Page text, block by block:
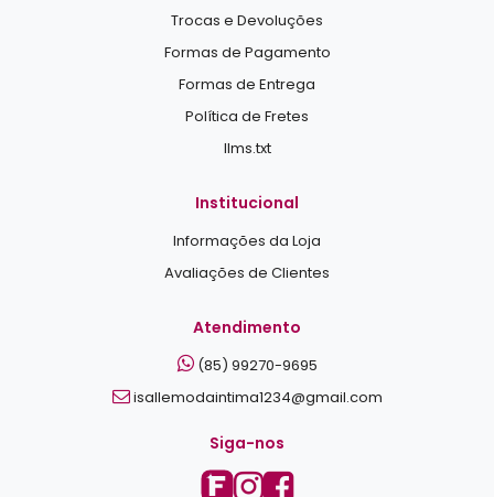
Trocas e Devoluções
Formas de Pagamento
Formas de Entrega
Política de Fretes
llms.txt
Institucional
Informações da Loja
Avaliações de Clientes
Atendimento
(85) 99270-9695
isallemodaintima1234@gmail.com
Siga-nos